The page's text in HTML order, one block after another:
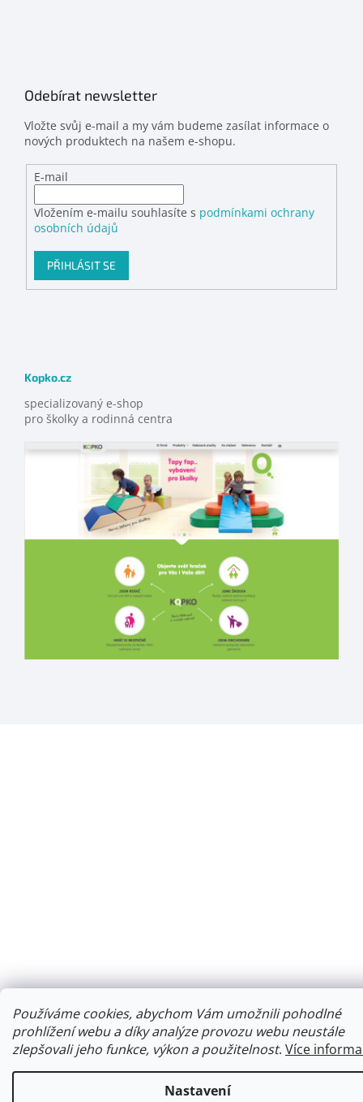
Používáme cookies, abychom Vám umožnili pohodlné
prohlížení webu a díky analýze provozu webu neustále
zlepšovali jeho funkce, výkon a použitelnost. Více
Nastavení
Odebírat newsletter
Vložte svůj e-mail a my vám budeme zasílat informace o
nových produktech na našem e-shopu.
E-mail
Vložením e-mailu souhlasíte s podmínkami ochrany
osobních údajů
PŘIHLÁSIT SE
Kopko.cz
specializovaný e-shop
pro školky a rodinná centra